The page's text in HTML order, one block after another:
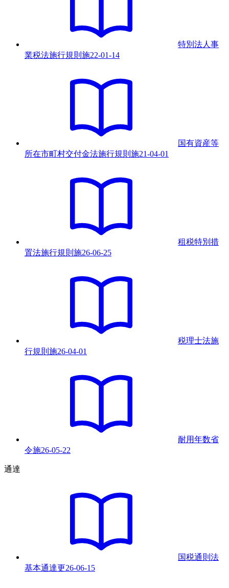
特別法人事
業税法施行規則 施22-01-14
国有資産等
所在市町村交付金法施行規則 施21-04-01
租税特別措
置法施行規則 施26-06-25
税理士法施
行規則 施26-04-01
耐用年数省
令施26-05-22
通達
国税通則法
基本通達更26-06-15